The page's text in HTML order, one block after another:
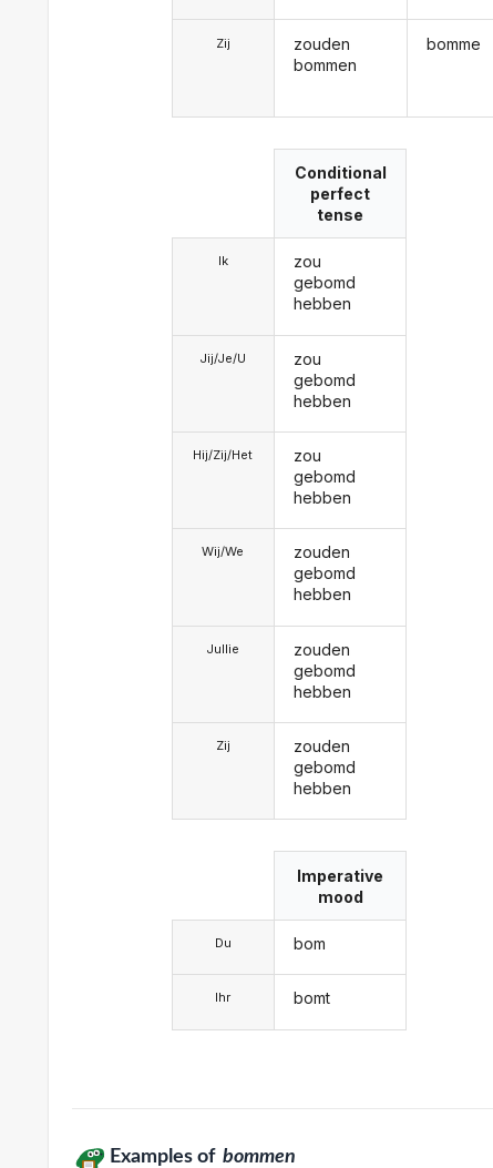
Zij
zouden
bommen
bomme
Ik
Jij/Je/U
Hij/Zij/Het
Wij/We
Jullie
Zij
Conditional
perfect
tense
zou
gebomd
hebben
zou
gebomd
hebben
zou
gebomd
hebben
zouden
gebomd
hebben
zouden
gebomd
hebben
zouden
gebomd
hebben
Du
Ihr
Imperative
mood
bom
bomt
Examples of bommen